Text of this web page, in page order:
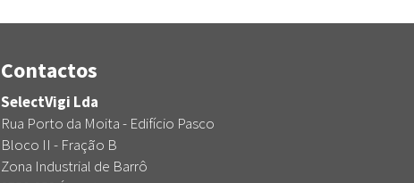
Contactos
SelectVigi Lda
Rua Porto da Moita - Edifício Pasco
Bloco II - Fração B
Zona Industrial de Barrô